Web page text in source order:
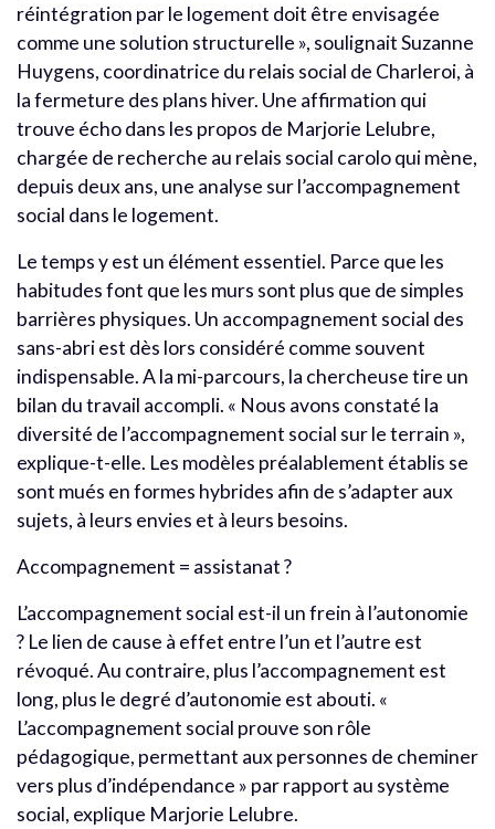
réintégration par le logement doit être envisagée
comme une solution structurelle », soulignait Suzanne
Huygens, coordinatrice du relais social de Charleroi, à
la fermeture des plans hiver. Une affirmation qui
trouve écho dans les propos de Marjorie Lelubre,
chargée de recherche au relais social carolo qui mène,
depuis deux ans, une analyse sur l’accompagnement
social dans le logement.
Le temps y est un élément essentiel. Parce que les
habitudes font que les murs sont plus que de simples
barrières physiques. Un accompagnement social des
sans-abri est dès lors considéré comme souvent
indispensable. A la mi-parcours, la chercheuse tire un
bilan du travail accompli. « Nous avons constaté la
diversité de l’accompagnement social sur le terrain »,
explique-t-elle. Les modèles préalablement établis se
sont mués en formes hybrides afin de s’adapter aux
sujets, à leurs envies et à leurs besoins.
Accompagnement = assistanat ?
L’accompagnement social est-il un frein à l’autonomie
? Le lien de cause à effet entre l’un et l’autre est
révoqué. Au contraire, plus l’accompagnement est
long, plus le degré d’autonomie est abouti. «
L’accompagnement social prouve son rôle
pédagogique, permettant aux personnes de cheminer
vers plus d’indépendance » par rapport au système
social, explique Marjorie Lelubre.